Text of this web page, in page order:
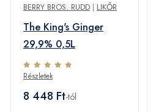
BERRY BROS. RUDD | LIKŐR
The King's Ginger
29,9% 0,5L
Részletek
8 448 Ft-tól